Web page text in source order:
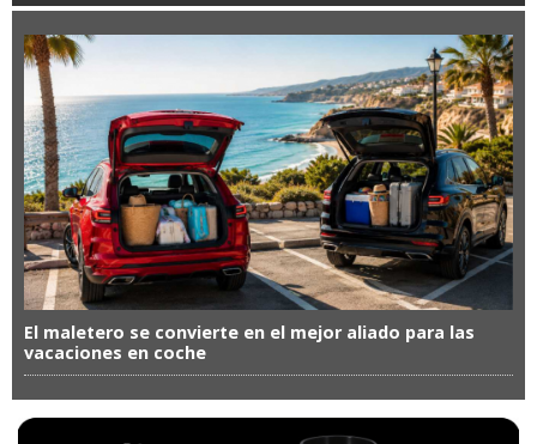
El maletero se convierte en el mejor aliado para las
vacaciones en coche